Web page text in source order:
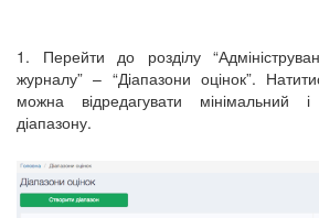
1. Перейти до розділу
журналу” – “Діапазони оцінок”.
можна відредагувати мінімальний
діапазону.